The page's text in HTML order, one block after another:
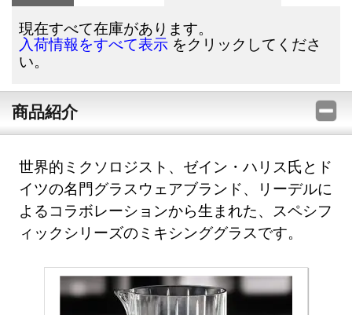
現在すべて在庫があります。
入荷情報をすべて表示 をクリックしてくださ
い。
商品紹介
世界的ミクソロジスト、ゼイン・ハリス氏とド
イツの名門グラスウェアブランド、リーデルに
よるコラボレーションから生まれた、スペシフ
ィックシリーズのミキシンググラスです。